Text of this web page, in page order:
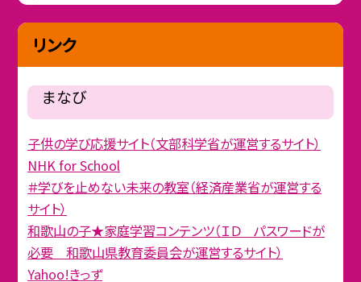
リンク
まなび
子供の学び応援サイト（文部科学省が運営するサイト）
NHK for School
＃学びを止めない未来の教室（経済産業省が運営する
サイト）
和歌山の子★家庭学習コンテンツ（ＩＤ パスワードが
必要 和歌山県教育委員会が運営するサイト）
Yahoo!きっず